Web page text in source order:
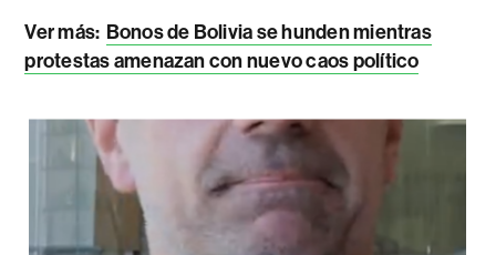
Ver más: Bonos de Bolivia se hunden mientras
protestas amenazan con nuevo caos político